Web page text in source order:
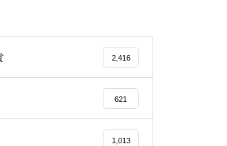
2,416
621
1,013